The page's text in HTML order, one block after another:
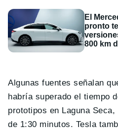
El
pronto
800 km
Algunas fuentes señalan
habría superado el tiempo
prototipos en Laguna
de 1:30 minutos. Tesla